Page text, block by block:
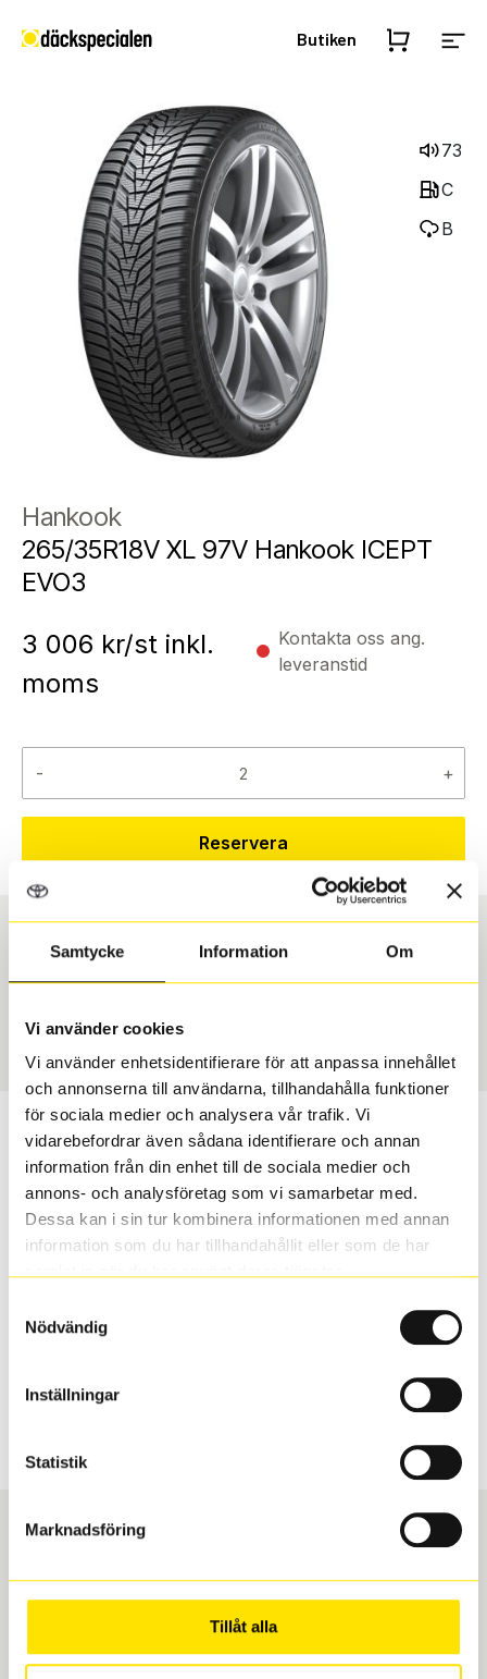
Samtycke Information Om
Vi använder cookies
Vi använder enhetsidentifierare för att anpassa innehållet
och annonserna till användarna, tillhandahålla funktioner
för sociala medier och analysera vår trafik. Vi
vidarebefordrar även sådana identifierare och annan
information från din enhet till de sociala medier och
annons- och analysföretag som vi samarbetar med.
Dessa kan i sin tur kombinera informationen med annan
information som du har tillhandahållit eller som de har
Nödvändig
Inställningar
Statistik
Marknadsföring
Tillåt alla
Butiken
73
C
B
Hankook
265/35R18V XL 97V Hankook ICEPT
EVO3
3 006 kr/st inkl.
moms
Kontakta oss ang.
leveranstid
- +
Reservera
Däcktyp
Vinter
Däckstorlek
265/35 R 18 97V
1330
Passar detta däck min bil?
Ange registreringsnummer för att se om det däck du
valt passar din bilmodell. Om du köper däck som skall
sättas på dina befintliga fälgar, se till att kolla en extra
inte vara samma dimension som bilen hade ut från
Boka och hämta hos Däckspecialen
När du beställer dina nya däck eller fälgar hos oss
levereras de direkt till någon av våra däckverkstäder i